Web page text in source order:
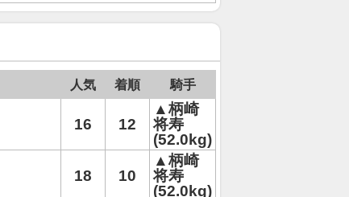
人気 着順 騎手
16 12
▲柄崎
将寿
(52.0kg)
18 10
▲柄崎
将寿
(52.0kg)